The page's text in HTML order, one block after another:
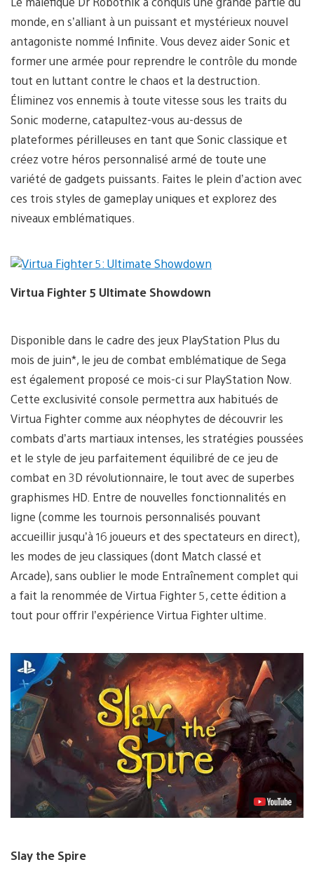
monde, en s’alliant à un puissant et mystérieux nouvel
antagoniste nommé Infinite. Vous devez aider Sonic et
former une armée pour reprendre le contrôle du monde
tout en luttant contre le chaos et la destruction.
Éliminez vos ennemis à toute vitesse sous les traits du
Sonic moderne, catapultez-vous au-dessus de
plateformes périlleuses en tant que Sonic classique et
créez votre héros personnalisé armé de toute une
variété de gadgets puissants. Faites le plein d’action avec
ces trois styles de gameplay uniques et explorez des
niveaux emblématiques.
Virtua Fighter 5 Ultimate Showdown
Disponible dans le cadre des jeux PlayStation Plus du
mois de juin*, le jeu de combat emblématique de Sega
est également proposé ce mois-ci sur PlayStation Now.
Cette exclusivité console permettra aux habitués de
Virtua Fighter comme aux néophytes de découvrir les
combats d’arts martiaux intenses, les stratégies poussées
et le style de jeu parfaitement équilibré de ce jeu de
combat en 3D révolutionnaire, le tout avec de superbes
graphismes HD. Entre de nouvelles fonctionnalités en
ligne (comme les tournois personnalisés pouvant
accueillir jusqu’à 16 joueurs et des spectateurs en direct),
les modes de jeu classiques (dont Match classé et
Arcade), sans oublier le mode Entraînement complet qui
a fait la renommée de Virtua Fighter 5, cette édition a
tout pour offrir l’expérience Virtua Fighter ultime.
Lancer
la
vidéo
Slay the Spire